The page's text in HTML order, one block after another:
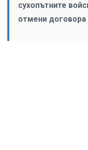
сухопътните
отмени